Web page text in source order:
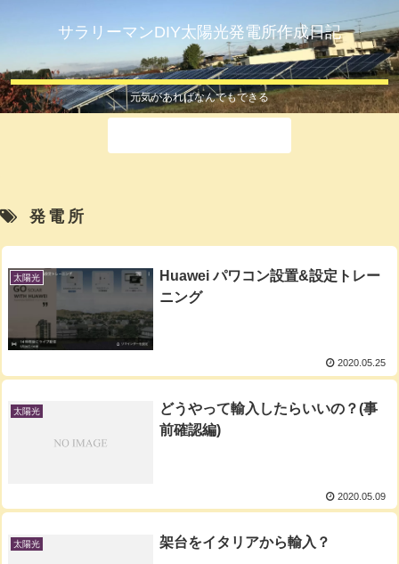
サラリーマンDIY太陽光発電所作成日記
元気があればなんでもできる
発電所
太陽光
Huawei パワコン設置&設定トレー
ニング
2020.05.25
太陽光
どうやって輸入したらいいの？(事
前確認編)
2020.05.09
太陽光 架台をイタリアから輸入？